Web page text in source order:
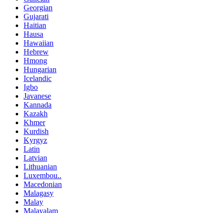
Georgian
Gujarati
Haitian
Hausa
Hawaiian
Hebrew
Hmong
Hungarian
Icelandic
Igbo
Javanese
Kannada
Kazakh
Khmer
Kurdish
Kyrgyz
Latin
Latvian
Lithuanian
Luxembou..
Macedonian
Malagasy
Malay
Malayalam